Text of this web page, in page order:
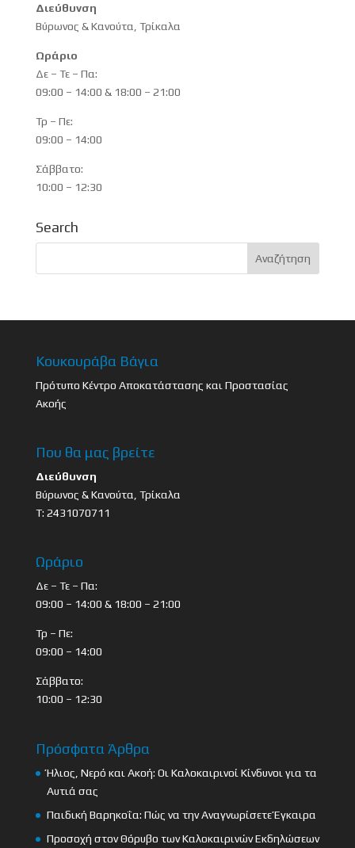
Διεύθυνση
Βύρωνος & Κανούτα, Τρίκαλα
Ωράριο
Δε – Τε – Πα:
09:00 – 14:00 & 18:00 – 21:00
Τρ – Πε:
09:00 – 14:00
Σάββατο:
10:00 – 12:30
Search
Κουκουράβα Βάγια
Πρότυπο Κέντρο Αποκατάστασης και Προστασίας
Ακοής
Που θα μας βρείτε
Διεύθυνση
Βύρωνος & Κανούτα, Τρίκαλα
Τ: 2431070711
Ωράριο
Δε – Τε – Πα:
09:00 – 14:00 & 18:00 – 21:00
Τρ – Πε:
09:00 – 14:00
Σάββατο:
10:00 – 12:30
Πρόσφατα Άρθρα
Ήλιος, Νερό και Ακοή: Οι Καλοκαιρινοί Κίνδυνοι για τα
Αυτιά σας
Παιδική Βαρηκοΐα: Πώς να την Αναγνωρίσετε Έγκαιρα
Προσοχή στον Θόρυβο των Καλοκαιρινών Εκδηλώσεων